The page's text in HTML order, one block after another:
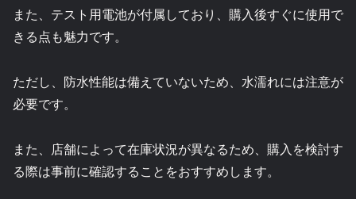
また、テスト用電池が付属しており、購入後すぐに使用で
きる点も魅力です。
ただし、防水性能は備えていないため、水濡れには注意が
必要です。
また、店舗によって在庫状況が異なるため、購入を検討す
る際は事前に確認することをおすすめします。